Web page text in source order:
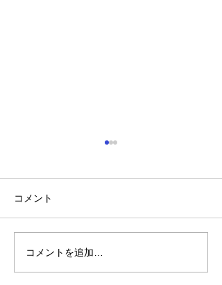
ハングル校歌巡り 京都
国際学園・監督への説明
コメント
コメントを追加…